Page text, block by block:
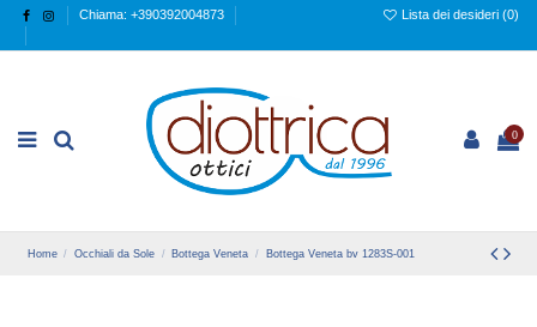
Chiama: +390392004873 Lista dei desideri (0)
0
Home Occhiali da Sole Bottega Veneta Bottega Veneta bv 1283S-001